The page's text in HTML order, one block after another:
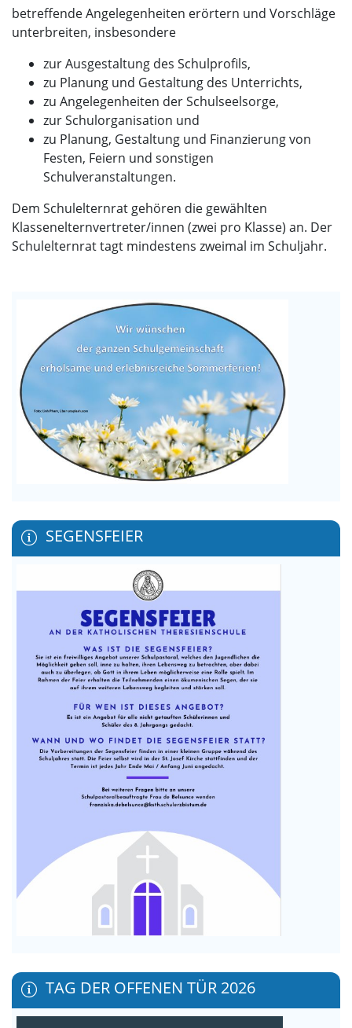
betreffende Angelegenheiten erörtern und Vorschläge
unterbreiten, insbesondere
zur Ausgestaltung des Schulprofils,
zu Planung und Gestaltung des Unterrichts,
zu Angelegenheiten der Schulseelsorge,
zur Schulorganisation und
zu Planung, Gestaltung und Finanzierung von
Festen, Feiern und sonstigen
Schulveranstaltungen.
Dem Schulelternrat gehören die gewählten
Klassenelternvertreter/innen (zwei pro Klasse) an. Der
Schulelternrat tagt mindestens zweimal im Schuljahr.
SEGENSFEIER
TAG DER OFFENEN TÜR 2026